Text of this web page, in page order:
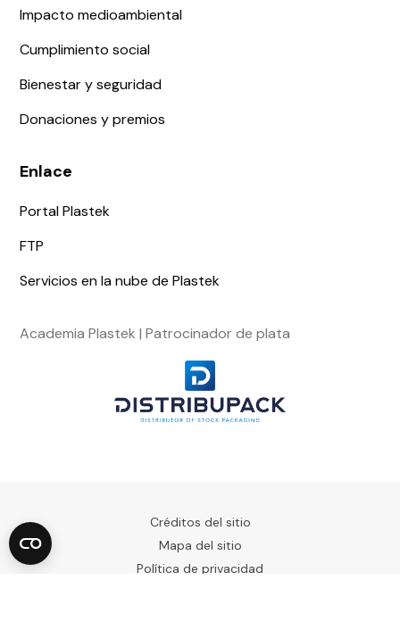
Impacto medioambiental
Cumplimiento social
Bienestar y seguridad
Donaciones y premios
Enlace
Portal Plastek
FTP
Servicios en la nube de Plastek
Academia Plastek | Patrocinador de plata
Créditos del sitio
Mapa del sitio
Política de privacidad